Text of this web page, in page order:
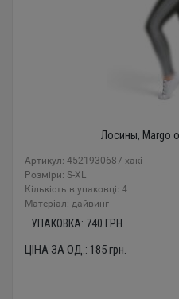
Лосины, Margo
Артикул: 4521930687 хакі
Розміри: S-XL
Кількість в упаковці: 4
Mатеріал: дайвинг
УПАКОВКА: 740 ГРН.
ЦІНА ЗА ОД.: 185грн.